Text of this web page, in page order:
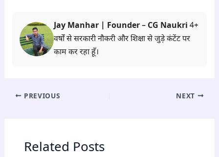
Jay Manhar | Founder – CG Naukri 4+
वर्षों से सरकारी नौकरी और शिक्षा से जुड़े कंटेंट पर
काम कर रहा हूँ।
PREVIOUS NEXT
Related Posts